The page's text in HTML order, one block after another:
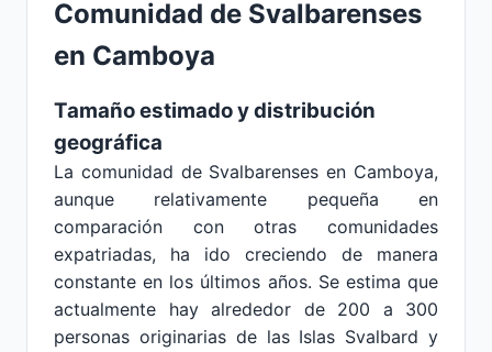
Comunidad de Svalbarenses
en Camboya
Tamaño estimado y distribución
geográfica
La comunidad de Svalbarenses en Camboya,
aunque relativamente pequeña en
comparación con otras comunidades
expatriadas, ha ido creciendo de manera
constante en los últimos años. Se estima que
actualmente hay alrededor de 200 a 300
personas originarias de las Islas Svalbard y